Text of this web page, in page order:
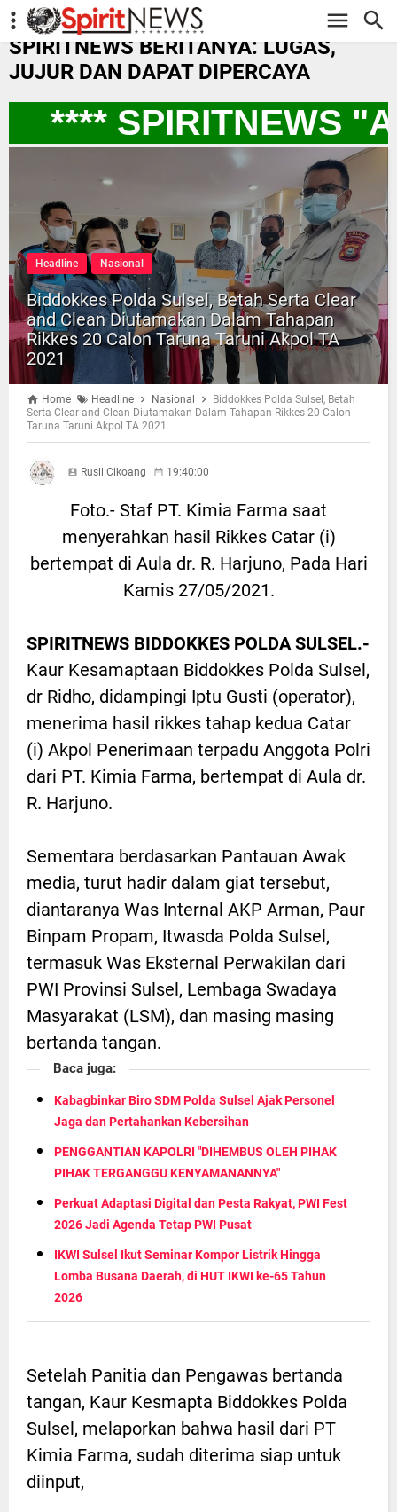
-->
SPIRITNEWS BERITANYA: LUGAS,
JUJUR DAN DAPAT DIPERCAYA
**** SPIRITNEWS
Headline Nasional
Biddokkes Polda Sulsel, Betah Serta Clear
and Clean Diutamakan Dalam Tahapan
Rikkes 20 Calon Taruna Taruni Akpol TA
2021
Home Headline Nasional
Biddokkes Polda Sulsel, Betah
Serta Clear and Clean Diutamakan Dalam Tahapan Rikkes 20 Calon
Taruna Taruni Akpol TA 2021
Rusli Cikoang 19:40:00
Foto.- Staf PT. Kimia Farma saat
menyerahkan hasil Rikkes Catar (i)
bertempat di Aula dr. R. Harjuno, Pada Hari
Kamis 27/05/2021.
SPIRITNEWS BIDDOKKES POLDA SULSEL.-
Kaur Kesamaptaan Biddokkes Polda Sulsel,
dr Ridho, didampingi Iptu Gusti (operator),
menerima hasil rikkes tahap kedua Catar
(i) Akpol Penerimaan terpadu Anggota Polri
dari PT. Kimia Farma, bertempat di Aula dr.
R. Harjuno.
Sementara berdasarkan Pantauan Awak
media, turut hadir dalam giat tersebut,
diantaranya Was Internal AKP Arman, Paur
Binpam Propam, Itwasda Polda Sulsel,
termasuk Was Eksternal Perwakilan dari
PWI Provinsi Sulsel, Lembaga Swadaya
Masyarakat (LSM), dan masing masing
bertanda tangan.
Baca juga:
Kabagbinkar Biro SDM Polda Sulsel Ajak Personel
Jaga dan Pertahankan Kebersihan
PENGGANTIAN KAPOLRI "DIHEMBUS OLEH PIHAK
PIHAK TERGANGGU KENYAMANANNYA"
Perkuat Adaptasi Digital dan Pesta Rakyat, PWI Fest
2026 Jadi Agenda Tetap PWI Pusat
IKWI Sulsel Ikut Seminar Kompor Listrik Hingga
Lomba Busana Daerah, di HUT IKWI ke-65 Tahun
2026
Setelah Panitia dan Pengawas bertanda
tangan, Kaur Kesmapta Biddokkes Polda
Sulsel, melaporkan bahwa hasil dari PT
Kimia Farma, sudah diterima siap untuk
diinput,